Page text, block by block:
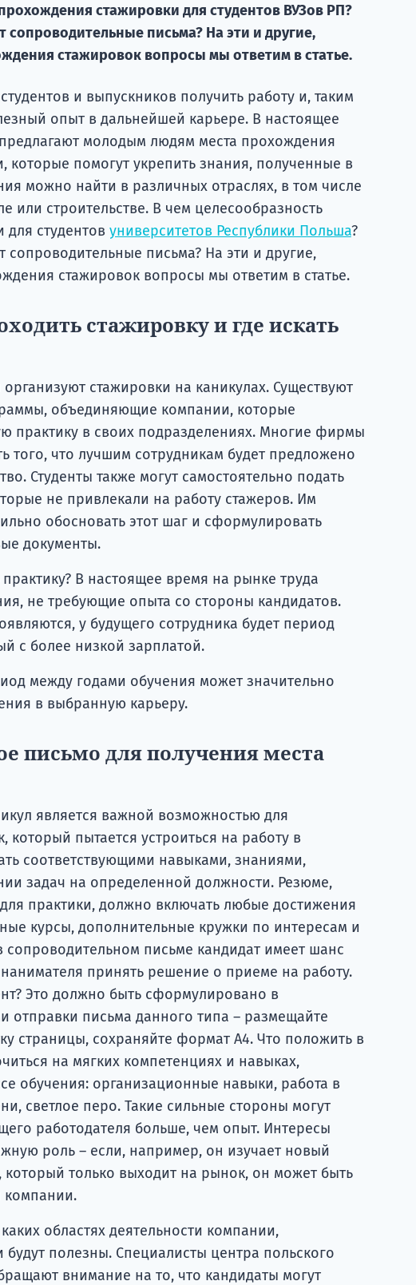
стажировки для студентов ВУЗов РП?
сопроводительные письма? На эти и другие,
стажировок вопросы мы ответим в статье.
и выпускников получить работу и, таким
опыт в дальнейшей карьере. В настоящее
молодым людям места прохождения
которые помогут укрепить знания, полученные в
можно найти в различных отраслях, в том числе
или строительстве. В чем целесообразность
студентов университетов Республики Польша?
сопроводительные письма? На эти и другие,
стажировок вопросы мы ответим в статье.
стажировку и где искать
стажировки на каникулах. Существуют
объединяющие компании, которые
практику в своих подразделениях. Многие фирмы
того, что лучшим сотрудникам будет предложено
Студенты также могут самостоятельно подать
не привлекали на работу стажеров. Им
обосновать этот шаг и сформулировать
документы.
В настоящее время на рынке труда
не требующие опыта со стороны кандидатов.
у будущего сотрудника будет период
с более низкой зарплатой.
между годами обучения может значительно
в выбранную карьеру.
письмо для получения места
является важной возможностью для
который пытается устроиться на работу в
соответствующими навыками, знаниями,
задач на определенной должности. Резюме,
практики, должно включать любые достижения
курсы, дополнительные кружки по интересам и
письме кандидат имеет шанс
принять решение о приеме на работу.
Это должно быть сформулировано в
отправки письма данного типа – размещайте
страницы, сохраняйте формат А4. Что положить в
на мягких компетенциях и навыках,
обучения: организационные навыки, работа в
светлое перо. Такие сильные стороны могут
работодателя больше, чем опыт. Интересы
роль – если, например, он изучает новый
только выходит на рынок, он может быть
компании.
областях деятельности компании,
полезны. Специалисты центра польского
внимание на то, что кандидаты могут